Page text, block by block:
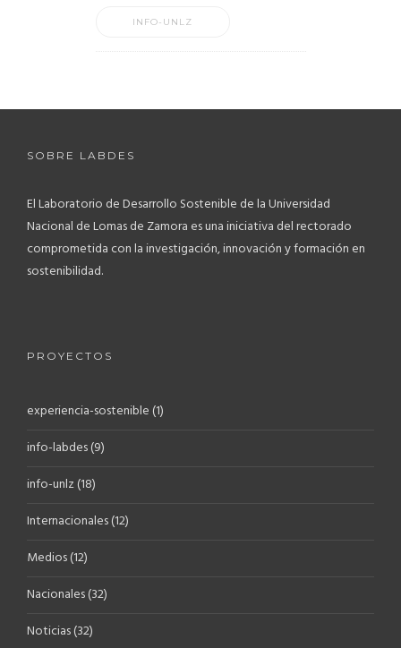
INFO-UNLZ
SOBRE LABDES
El Laboratorio de Desarrollo Sostenible de la Universidad
Nacional de Lomas de Zamora es una iniciativa del rectorado
comprometida con la investigación, innovación y formación en
sostenibilidad.
PROYECTOS
experiencia-sostenible (1)
info-labdes(9)
info-unlz(18)
Internacionales(12)
Medios(12)
Nacionales(32)
Noticias(32)